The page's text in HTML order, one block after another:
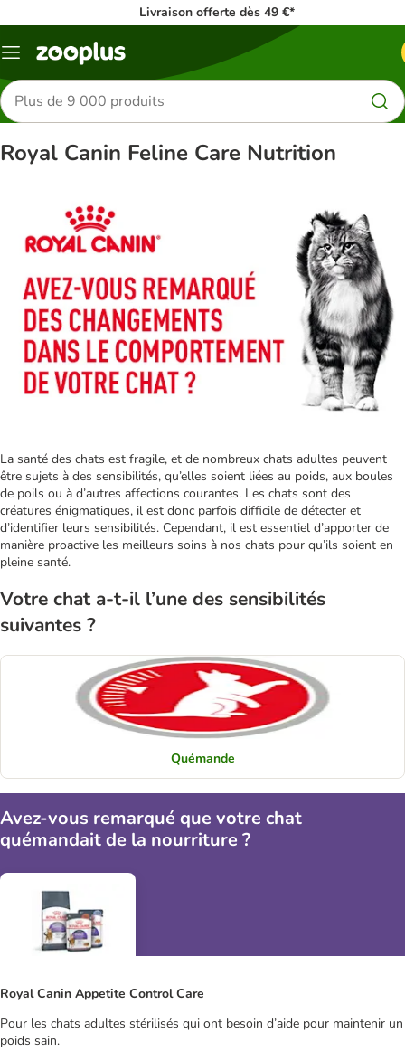
Livraison offerte dès 49 €*
Menu
Rechercher
des
produits
Royal Canin Feline Care Nutrition
La santé des chats est fragile, et de nombreux chats adultes peuvent
être sujets à des sensibilités, qu’elles soient liées au poids, aux boules
de poils ou à d’autres affections courantes. Les chats sont des
créatures énigmatiques, il est donc parfois difficile de détecter et
d’identifier leurs sensibilités. Cependant, il est essentiel d’apporter de
manière proactive les meilleurs soins à nos chats pour qu’ils soient en
pleine santé.
Votre chat a-t-il l’une des sensibilités
suivantes ?
Quémande
Avez-vous remarqué que votre chat
quémandait de la nourriture ?
Royal Canin Appetite Control Care
Pour les chats adultes stérilisés qui ont besoin d’aide pour maintenir un
poids sain.